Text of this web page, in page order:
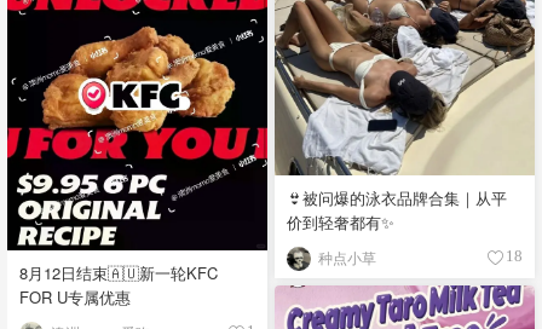
👙被问爆的泳衣品牌合集｜从平
价到轻奢都有✨
种点小草 18
8月12日结束🇦🇺新一轮KFC
FOR U专属优惠